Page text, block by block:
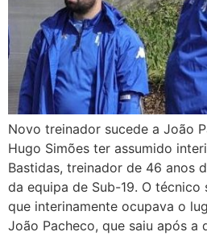
Novo treinador sucede a João
Hugo Simões ter assumido
Bastidas, treinador de 46 anos
da equipa de Sub-19. O técnico
que interinamente ocupava o
João Pacheco, que saiu após a